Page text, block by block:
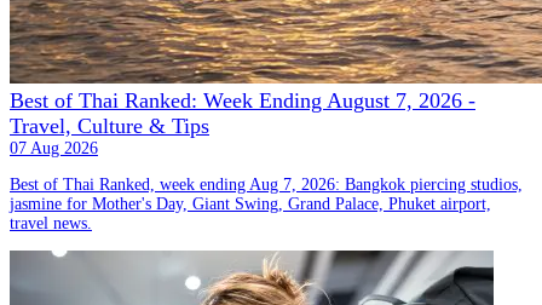
Best of Thai Ranked: Week Ending August 7, 2026 -
Travel, Culture & Tips
07 Aug 2026
Best of Thai Ranked, week ending Aug 7, 2026: Bangkok piercing studios,
jasmine for Mother's Day, Giant Swing, Grand Palace, Phuket airport,
travel news.